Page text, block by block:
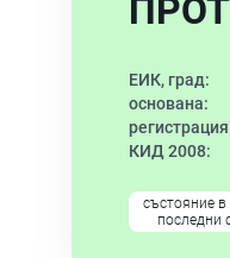
ЕИК, град:
основана:
КИД 2008:
състояние
последни